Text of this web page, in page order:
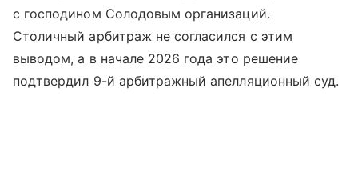
с господином Солодовым организаций.
Столичный арбитраж не согласился с этим
выводом, а в начале 2026 года это решение
подтвердил 9-й арбитражный апелляционный суд.